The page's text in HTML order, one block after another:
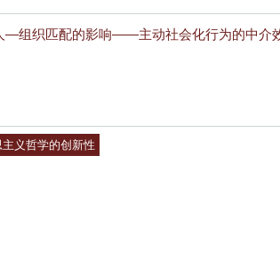
—组织匹配的影响——主动社会化行为的中介
义哲学的创新性